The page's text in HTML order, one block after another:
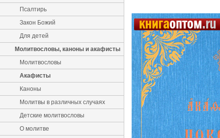
Псалтирь
Закон Божий
Для детей
Молитвословы, каноны и акафисты
Молитвословы
Акафисты
Каноны
Молитвы в различных случаях
Детские молитвословы
О молитве